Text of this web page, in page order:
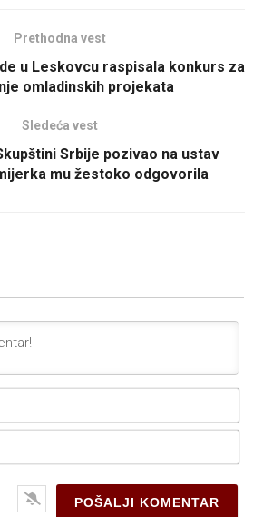
Prethodna vest
u Leskovcu raspisala konkurs za
omladinskih projekata
Sledeća vest
Srbije pozivao na ustav
mu žestoko odgovorila
E-